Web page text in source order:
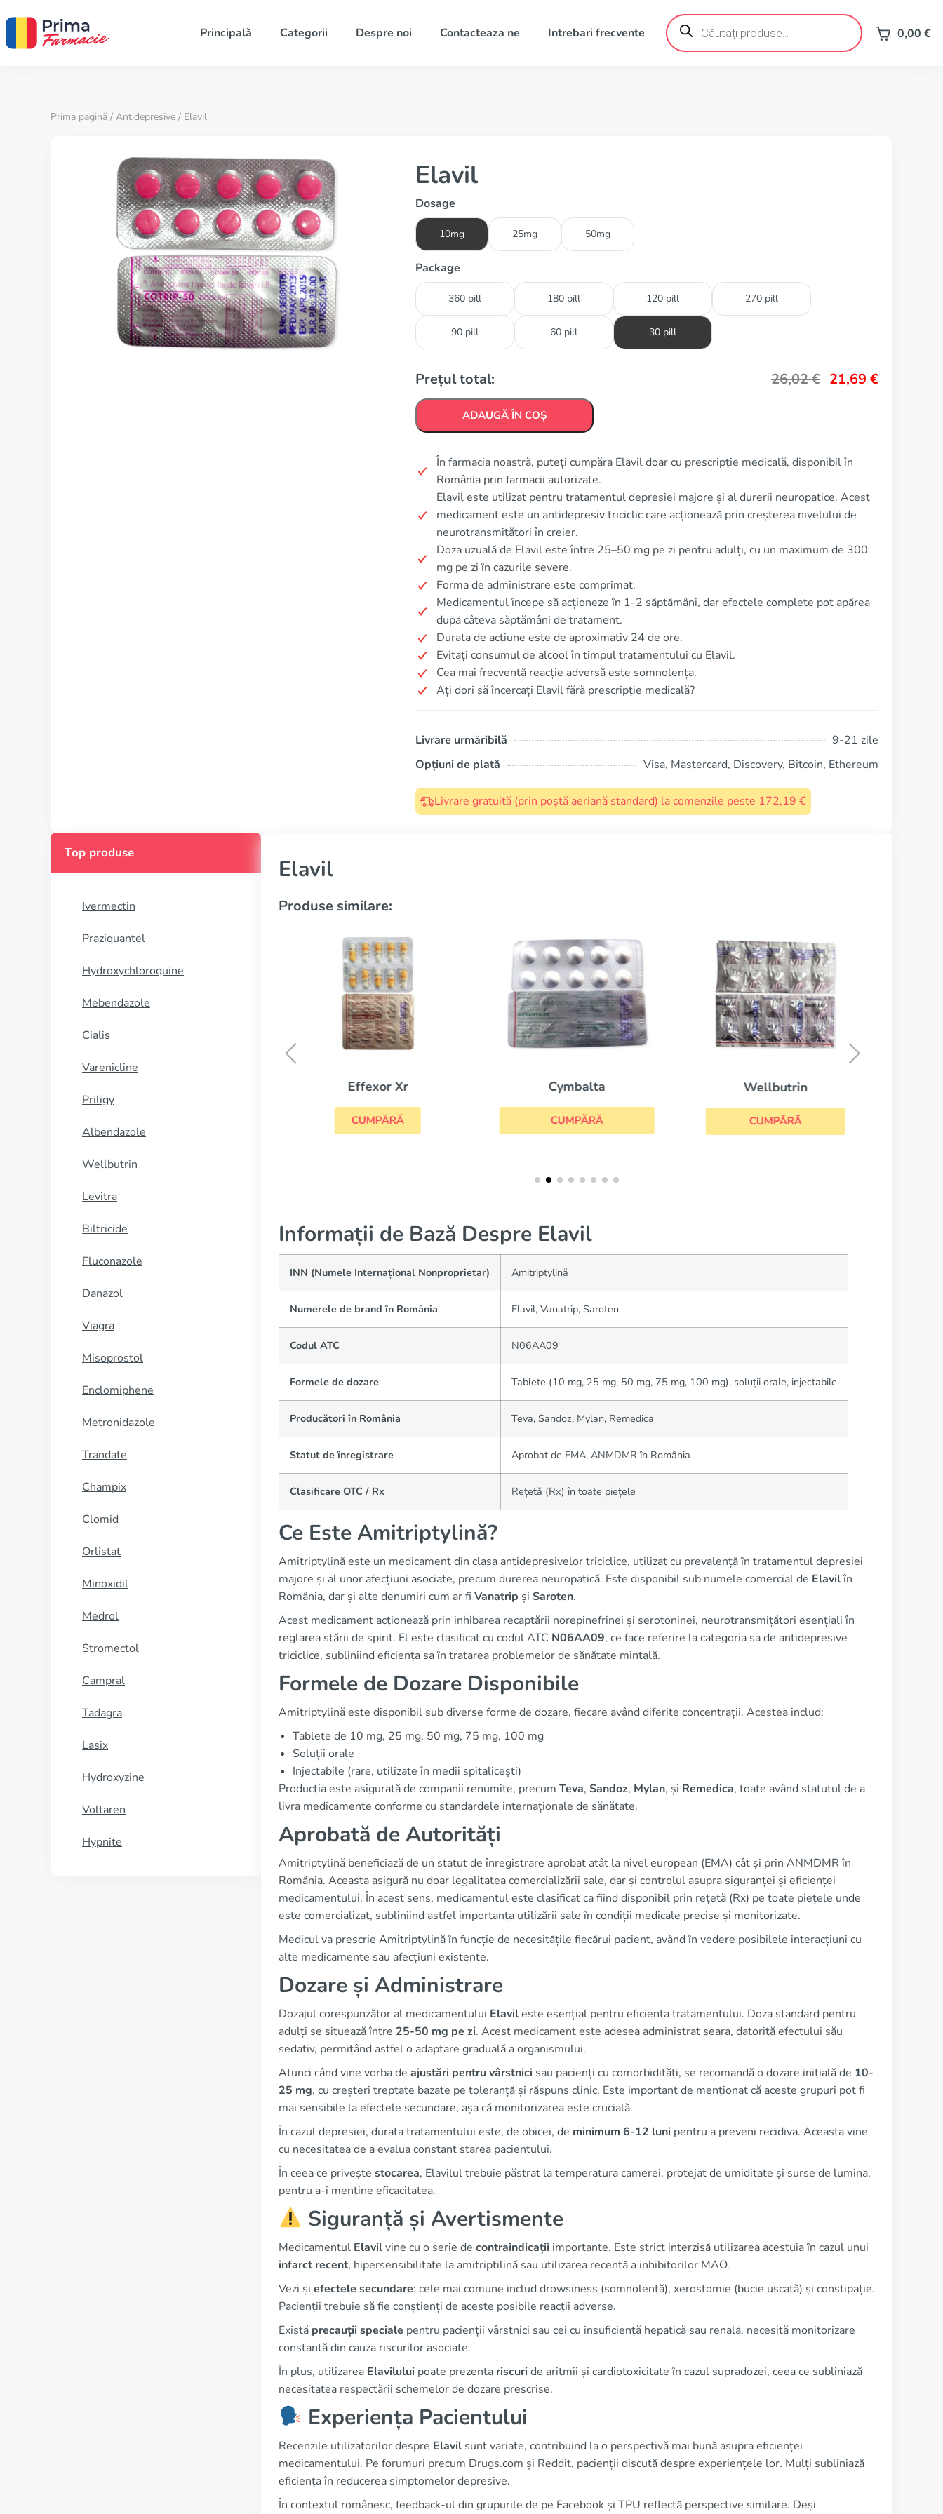
Principală Categorii Despre noi Contacteaza ne Intrebari frecvente
Products
search 0,00 €
Prima pagină / Antidepresive / Elavil
Elavil
Dosage
10mg 25mg 50mg
Package
360 pill 180 pill 120 pill 270 pill
90 pill 60 pill 30 pill
Prețul total: 26,02€ 21,69 €
ADAUGĂ ÎN COȘ
În farmacia noastră, puteți cumpăra Elavil doar cu prescripție medicală, disponibil în
România prin farmacii autorizate.
Elavil este utilizat pentru tratamentul depresiei majore și al durerii neuropatice. Acest
medicament este un antidepresiv triciclic care acționează prin creșterea nivelului de
neurotransmițători în creier.
Doza uzuală de Elavil este între 25–50 mg pe zi pentru adulți, cu un maximum de 300
mg pe zi în cazurile severe.
Forma de administrare este comprimat.
Medicamentul începe să acționeze în 1-2 săptămâni, dar efectele complete pot apărea
după câteva săptămâni de tratament.
Durata de acțiune este de aproximativ 24 de ore.
Evitați consumul de alcool în timpul tratamentului cu Elavil.
Cea mai frecventă reacție adversă este somnolența.
Ați dori să încercați Elavil fără prescripție medicală?
Livrare urmăribilă
9-21 zile
Opțiuni de plată
Visa, Mastercard, Discovery, Bitcoin, Ethereum
Livrare gratuită (prin poștă aeriană standard) la comenzile peste 172,19 €
Top produse
Ivermectin
Praziquantel
Hydroxychloroquine
Mebendazole
Cialis
Varenicline
Priligy
Albendazole
Wellbutrin
Levitra
Biltricide
Fluconazole
Danazol
Viagra
Misoprostol
Enclomiphene
Metronidazole
Trandate
Champix
Clomid
Orlistat
Minoxidil
Medrol
Stromectol
Campral
Tadagra
Lasix
Hydroxyzine
Voltaren
Hypnite
Elavil
Produse similare:
Effexor Xr
CUMPĂRĂ
Cymbalta
CUMPĂRĂ
Wellbutrin
CUMPĂRĂ
Informații de Bază Despre Elavil
INN (Numele Internațional Nonproprietar) Amitriptylină
Numerele de brand în România Elavil, Vanatrip, Saroten
Codul ATC N06AA09
Formele de dozare Tablete (10 mg, 25 mg, 50 mg, 75 mg, 100 mg), soluții orale, injectabile
Producători în România Teva, Sandoz, Mylan, Remedica
Statut de înregistrare Aprobat de EMA, ANMDMR în România
Clasificare OTC / Rx Rețetă (Rx) în toate piețele
Ce Este Amitriptylină?
Amitriptylină este un medicament din clasa antidepresivelor triciclice, utilizat cu prevalență în tratamentul depresiei
majore și al unor afecțiuni asociate, precum durerea neuropatică. Este disponibil sub numele comercial de Elavilîn
România, dar și alte denumiri cum ar fi Vanatrip și Saroten.
Acest medicament acționează prin inhibarea recaptării norepinefrinei și serotoninei, neurotransmițători esențiali în
reglarea stării de spirit. El este clasificat cu codul ATC N06AA09, ce face referire la categoria sa de antidepresive
triciclice, subliniind eficiența sa în tratarea problemelor de sănătate mintală.
Formele de Dozare Disponibile
Amitriptylină este disponibil sub diverse forme de dozare, fiecare având diferite concentrații. Acestea includ:
Tablete de 10 mg, 25 mg, 50 mg, 75 mg, 100 mg
Soluții orale
Injectabile (rare, utilizate în medii spitalicești)
Producția este asigurată de companii renumite, precum Teva, Sandoz, Mylan, și Remedica, toate având statutul de a
livra medicamente conforme cu standardele internaționale de sănătate.
Aprobată de Autorități
Amitriptylină beneficiază de un statut de înregistrare aprobat atât la nivel european (EMA) cât și prin ANMDMR în
România. Aceasta asigură nu doar legalitatea comercializării sale, dar și controlul asupra siguranței și eficienței
medicamentului. În acest sens, medicamentul este clasificat ca fiind disponibil prin rețetă (Rx) pe toate piețele unde
este comercializat, subliniind astfel importanța utilizării sale în condiții medicale precise și monitorizate.
Medicul va prescrie Amitriptylină în funcție de necesitățile fiecărui pacient, având în vedere posibilele interacțiuni cu
alte medicamente sau afecțiuni existente.
Dozare și Administrare
Dozajul corespunzător al medicamentului Elavileste esențial pentru eficiența tratamentului. Doza standard pentru
adulți se situează între 25-50 mg pe zi. Acest medicament este adesea administrat seara, datorită efectului său
sedativ, permițând astfel o adaptare graduală a organismului.
Atunci când vine vorba de ajustări pentru vârstnici sau pacienți cu comorbidități, se recomandă o dozare inițială de 10-
25 mg, cu creșteri treptate bazate pe toleranță și răspuns clinic. Este important de menționat că aceste grupuri pot fi
mai sensibile la efectele secundare, așa că monitorizarea este crucială.
În cazul depresiei, durata tratamentului este, de obicei, de minimum 6-12 luni pentru a preveni recidiva. Aceasta vine
cu necesitatea de a evalua constant starea pacientului.
În ceea ce privește stocarea, Elavilul trebuie păstrat la temperatura camerei, protejat de umiditate și surse de lumina,
pentru a-i menține eficacitatea.
Siguranță și Avertismente
Medicamentul Elavilvine cu o serie de contraindicații importante. Este strict interzisă utilizarea acestuia în cazul unui
infarct recent, hipersensibilitate la amitriptilină sau utilizarea recentă a inhibitorilor MAO.
Vezi și efectele secundare: cele mai comune includ drowsiness (somnolență), xerostomie (bucie uscată) și constipație.
Pacienții trebuie să fie conștienți de aceste posibile reacții adverse.
Există precauții speciale pentru pacienții vârstnici sau cei cu insuficiență hepatică sau renală, necesită monitorizare
constantă din cauza riscurilor asociate.
În plus, utilizarea Elavilului poate prezenta riscuride aritmii și cardiotoxicitate în cazul supradozei, ceea ce subliniază
necesitatea respectării schemelor de dozare prescrise.
Experiența Pacientului
Recenzile utilizatorilor despre Elavil sunt variate, contribuind la o perspectivă mai bună asupra eficienței
medicamentului. Pe forumuri precum Drugs.com și Reddit, pacienții discută despre experiențele lor. Mulți subliniază
eficiența în reducerea simptomelor depresive.
În contextul românesc, feedback-ul din grupurile de pe Facebook și TPU reflectă perspective similare. Deși